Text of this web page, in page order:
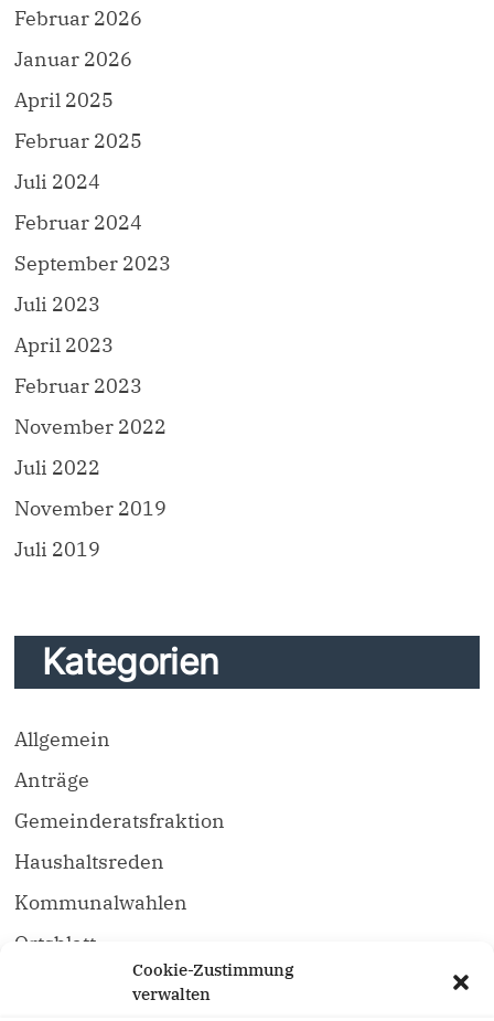
Cookie-Zustimmung
verwalten
Februar 2026
Januar 2026
April 2025
Februar 2025
Juli 2024
Februar 2024
September 2023
Juli 2023
April 2023
Februar 2023
November 2022
Juli 2022
November 2019
Juli 2019
Kategorien
Allgemein
Anträge
Gemeinderatsfraktion
Haushaltsreden
Kommunalwahlen
Ortsblatt
Unser Vorstand